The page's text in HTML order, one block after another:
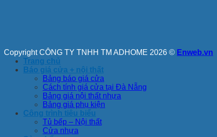
Copyright CÔNG TY TNHH TM ADHOME 2026 © Enweb.vn
Trang chủ
Báo giá cửa + nội thất
Bảng báo giá cửa
Cách tính giá cửa tại Đà Nẵng
Bảng giá nội thất nhựa
Bảng giá phụ kiện
Công trình tiêu biểu
Tủ bếp – Nội thất
Cửa nhựa